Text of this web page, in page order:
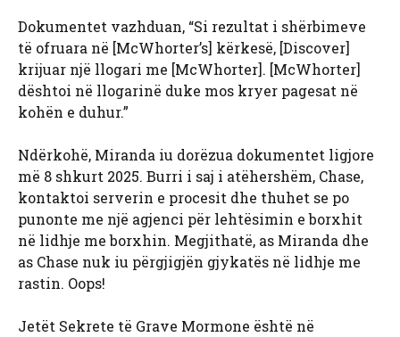
Dokumentet vazhduan, “Si rezultat i shërbimeve
të ofruara në [McWhorter’s] kërkesë, [Discover]
krijuar një llogari me [McWhorter]. [McWhorter]
dështoi në llogarinë duke mos kryer pagesat në
kohën e duhur.”
Ndërkohë, Miranda iu dorëzua dokumentet ligjore
më 8 shkurt 2025. Burri i saj i atëhershëm, Chase,
kontaktoi serverin e procesit dhe thuhet se po
punonte me një agjenci për lehtësimin e borxhit
në lidhje me borxhin. Megjithatë, as Miranda dhe
as Chase nuk iu përgjigjën gjykatës në lidhje me
rastin. Oops!
Jetët Sekrete të Grave Mormone është në